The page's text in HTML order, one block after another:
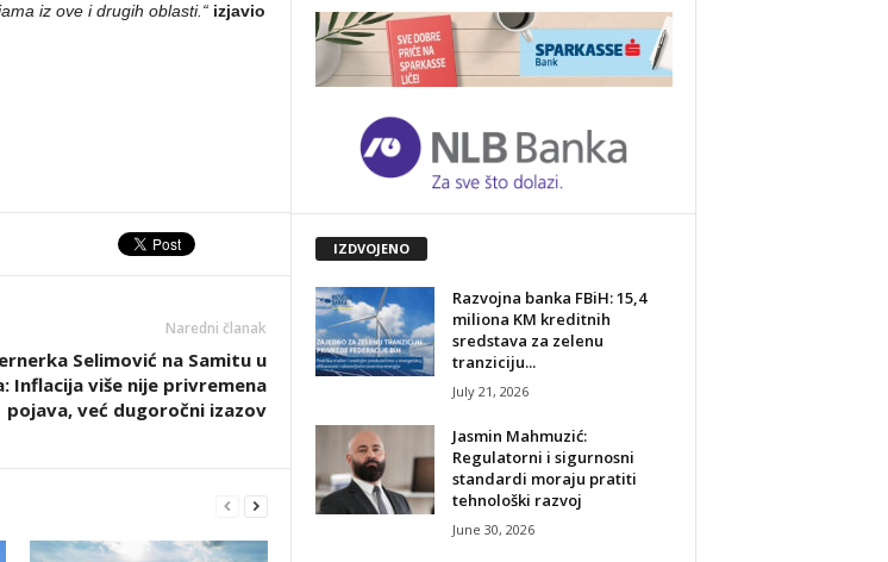
iz ove i drugih oblasti. “ izjavio
Naredni članak
Selimović na Samitu u
Inflacija više nije privremena
pojava, već dugoročni izazov
IZDVOJENO
Razvojna banka FBiH: 15,4
miliona KM kreditnih
sredstava za zelenu
tranziciju...
July 21, 2026
Jasmin Mahmuzić:
Regulatorni i sigurnosni
standardi moraju pratiti
tehnološki razvoj
June 30, 2026